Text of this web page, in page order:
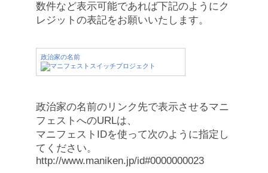
数件など表示可能であれば下記のようにク
レジットの表記をお願いいたします。
政治家の名前
政治家の名前のリンク先で表示させるマニ
フェストへのURLは、
マニフェストIDを使って次のように指定し
てください。
http://www.maniken.jp/id#0000000023